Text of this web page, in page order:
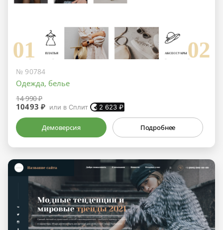
№ 90784
Одежда, белье
14 990 ₽
10493 ₽ или в Сплит 2 623 ₽
Демоверсия Подробнее